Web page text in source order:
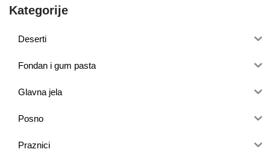
Kategorije
Deserti
Fondan i gum pasta
Glavna jela
Posno
Praznici